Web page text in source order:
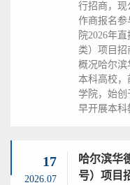
行招商，现
作商报名参
院2026年
类）项目
概况哈尔滨
本科高校，
学院，始创
早开展本科
17
2026.07
哈尔滨华
号）项目